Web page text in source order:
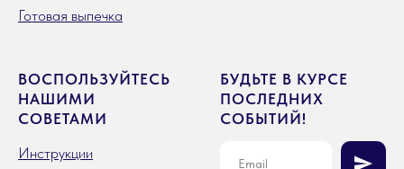
Готовая выпечка
ВОСПОЛЬЗУЙТЕСЬ
НАШИМИ
СОВЕТАМИ
Инструкции
БУДЬТЕ В КУРСЕ
ПОСЛЕДНИХ
СОБЫТИЙ!